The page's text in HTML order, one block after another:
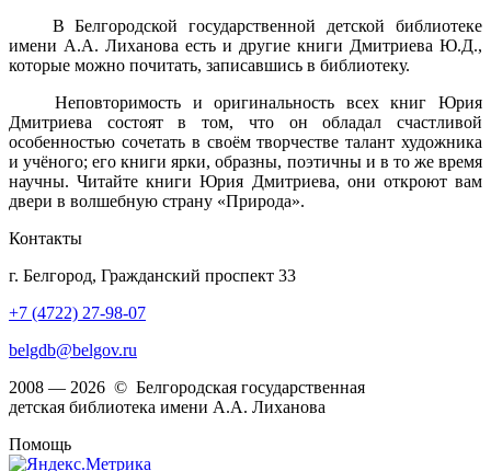
В Белгородской государственной детской библиотеке
имени А.А. Лиханова есть и другие книги Дмитриева Ю.Д.,
которые можно почитать, записавшись в библиотеку.
Неповторимость и оригинальность всех книг Юрия
Дмитриева состоят в том, что он обладал счастливой
особенностью сочетать в своём творчестве талант художника
и учёного; его книги ярки, образны, поэтичны и в то же время
научны. Читайте книги Юрия Дмитриева, они откроют вам
двери в волшебную страну «Природа».
Контакты
г. Белгород, Гражданский проспект 33
+7 (4722) 27-98-07
belgdb@belgov.ru
2008 — 2026 © Белгородская государственная
детская библиотека имени А.А. Лиханова
Помощь